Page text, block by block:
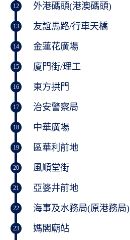
12 外港碼頭(港澳碼頭)
13 友誼馬路/行車天橋
14 金蓮花廣場
15 廈門街/理工
16 東方拱門
17 治安警察局
18 中華廣場
19 區華利前地
20 風順堂街
21 亞婆井前地
22 海事及水務局(原港務局)
23 媽閣廟站